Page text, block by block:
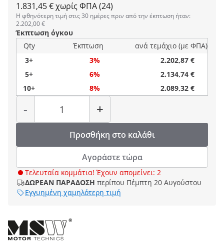
1.831,45 € χωρίς ΦΠΑ (24)
Η φθηνότερη τιμή στις 30 ημέρες πριν από την έκπτωση ήταν:
2.202,00 €
Έκπτωση όγκου
Qty
Έκπτωση
ανά τεμάχιο (με ΦΠΑ)
3+
3%
2.202,87 €
5+
6%
2.134,74 €
10+
8% 2.089,32 €
-
Ποσότητα
+
Προσθήκη στο καλάθι
Αγοράστε τώρα
Τελευταία κομμάτια! Έχουν απομείνει: 2
ΔΩΡΕΑΝ ΠΑΡΑΔΟΣΗ περίπου Πέμπτη 20 Αυγούστου
Εγγυημένη χαμηλότερη τιμή